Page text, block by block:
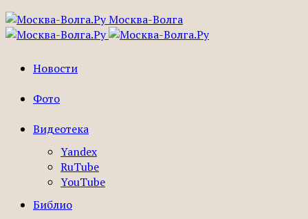
Москва-Волга
Новости
Фото
Видеотека
Yandex
RuTube
YouTube
Библио